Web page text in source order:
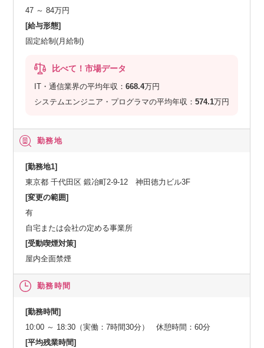
47 ～ 84万円
[給与形態]
固定給制(月給制)
比べて！市場データ
IT・通信業界の平均年収：668.4万円
システムエンジニア・プログラマの平均年収：574.1万円
勤務地
[勤務地1]
東京都 千代田区 鍛冶町2-9-12 神田徳力ビル3F
[変更の範囲]
有
自宅または会社の定める事業所
[受動喫煙対策]
屋内全面禁煙
勤務時間
[勤務時間]
10:00 ～ 18:30（実働：7時間30分） 休憩時間：60分
[平均残業時間]